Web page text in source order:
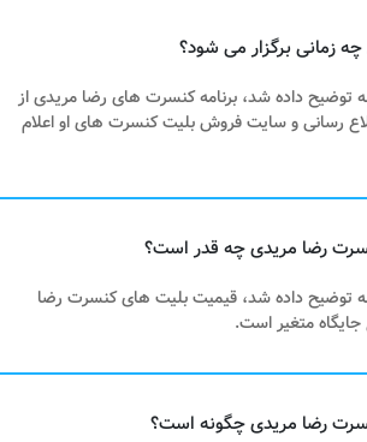
توضیح داده شد، برنامه کنسرت های رضا مریدی از
رسانی و سایت فروش بلیت کنسرت های او اعلام
توضیح داده شد، قیمیت بلیت های کنسرت رضا
جایگاه متغیر است.